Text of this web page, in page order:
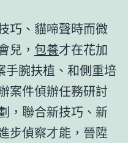
巧、貓啼聲時而微
兒， 包養才在花加
手腕扶植、和側重培
案件偵辦任務研討
，聯合新技巧、新
步偵察才能，晉陞